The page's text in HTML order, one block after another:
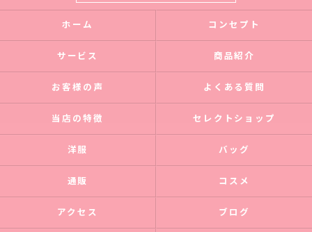
ホーム コンセプト
サービス 商品紹介
お客様の声 よくある質問
当店の特徴 セレクトショップ
洋服 バッグ
通販 コスメ
アクセス ブログ